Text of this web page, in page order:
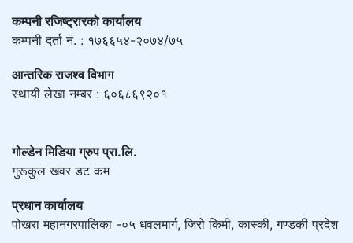
कम्पनी रजिष्ट्रारको कार्यालय
कम्पनी दर्ता नं. : १७६६५४-२०७४/७५
आन्तरिक राजश्व विभाग
स्थायी लेखा नम्बर : ६०६८६९२०१
गोल्डेन मिडिया ग्रुप प्रा.लि.
गुरूकुल खवर डट कम
प्रधान कार्यालय
पोखरा महानगरपालिका -०५ धवलमार्ग, जिरो किमी, कास्की, गण्डकी प्रदेश